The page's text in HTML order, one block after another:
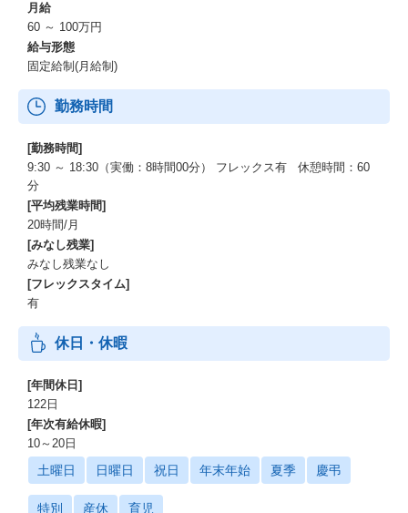
月給
60 ～ 100万円
給与形態
固定給制(月給制)
勤務時間
[勤務時間]
9:30 ～ 18:30（実働：8時間00分） フレックス有 休憩時間：60
分
[平均残業時間]
20時間/月
[みなし残業]
みなし残業なし
[フレックスタイム]
有
休日・休暇
[年間休日]
122日
[年次有給休暇]
10～20日
土曜日 日曜日 祝日 年末年始 夏季 慶弔
特別 産休 育児